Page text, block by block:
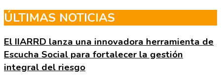
Skip
to
content
ÚLTIMAS NOTICIAS
El IIARRD lanza una innovadora herramienta de
Escucha Social para fortalecer la gestión
integral del riesgo